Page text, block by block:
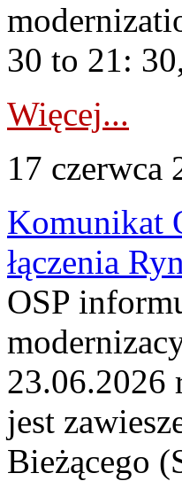
30 to 21:
Więcej...
17 czerwca
Komunikat
łączenia
OSP
23.06.2026
jest
Bieżącego